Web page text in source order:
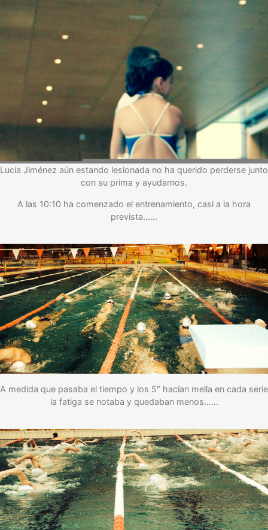
Lucía Jiménez aún estando lesionada no ha querido perderse junto
con su prima y ayudarnos.
A las 10:10 ha comenzado el entrenamiento, casi a la hora
prevista……
A medida que pasaba el tiempo y los 5″ hacían mella en cada serie
la fatiga se notaba y quedaban menos……